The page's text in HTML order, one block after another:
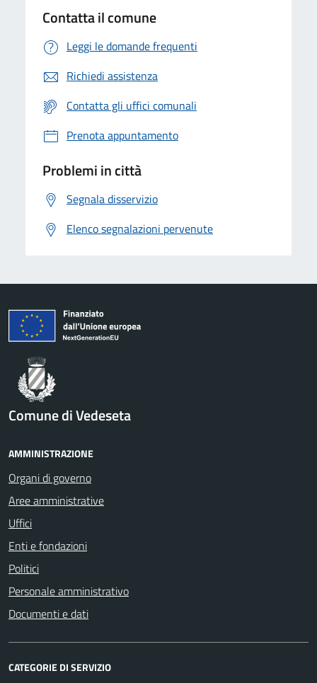
Contatta il comune
Leggi le domande frequenti
Richiedi assistenza
Contatta gli uffici comunali
Prenota appuntamento
Problemi in città
Segnala disservizio
Elenco segnalazioni pervenute
Comune di Vedeseta
AMMINISTRAZIONE
Organi di governo
Aree amministrative
Uffici
Enti e fondazioni
Politici
Personale amministrativo
Documenti e dati
CATEGORIE DI SERVIZIO